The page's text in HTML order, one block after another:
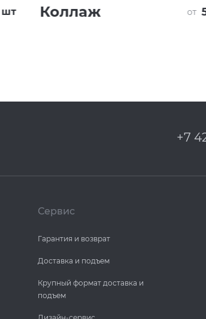
шт Коллаж от
+7
Сервис
Гарантия и возврат
Доставка и подъем
Крупный формат доставка и
подъем